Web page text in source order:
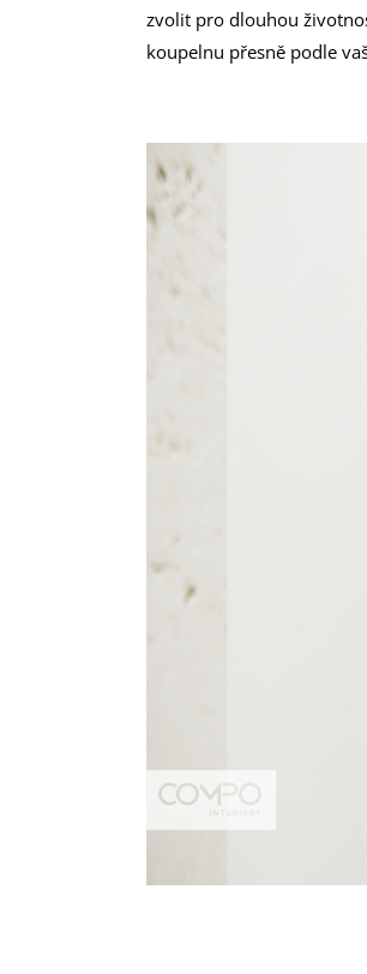
zvolit pro dlouhou
koupelnu přesně podle